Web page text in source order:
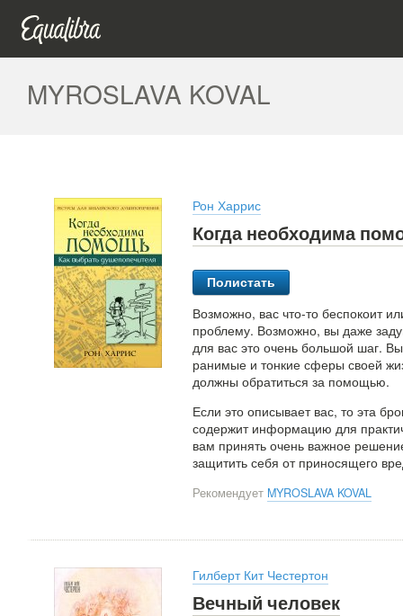
MYROSLAVA KOVAL
Рон Харрис
Когда необходима
Полистать
Возможно, вас что-то беспокоит
проблему. Возможно, вы даже
для вас это очень большой шаг.
ранимые и тонкие сферы своей
должны обратиться за помощью.
Если это описывает вас, то эта
содержит информацию для
вам принять очень важное
защитить себя от приносящего
Рекомендует MYROSLAVA KOVAL
Гилберт Кит Честертон
Вечный человек